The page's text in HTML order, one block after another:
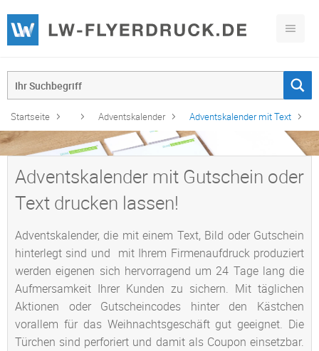
Startseite Adventskalender Adventskalender mit Text
Adventskalender mit Gutschein oder
Text drucken lassen!
Adventskalender, die mit einem Text, Bild oder Gutschein
hinterlegt sind und mit Ihrem Firmenaufdruck produziert
werden eigenen sich hervorragend um 24 Tage lang die
Aufmersamkeit Ihrer Kunden zu sichern. Mit täglichen
Aktionen oder Gutscheincodes hinter den Kästchen
vorallem für das Weihnachtsgeschäft gut geeignet. Die
Türchen sind perforiert und damit als Coupon einsetzbar.